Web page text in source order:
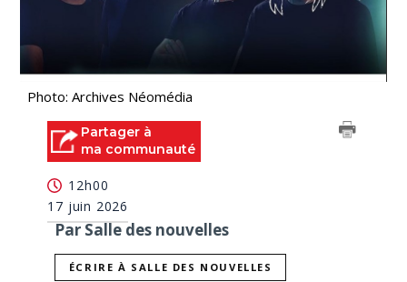
Photo: Archives Néomédia
Partager à
ma communauté
12h00
17 juin 2026
Par Salle des nouvelles
ÉCRIRE À SALLE DES NOUVELLES